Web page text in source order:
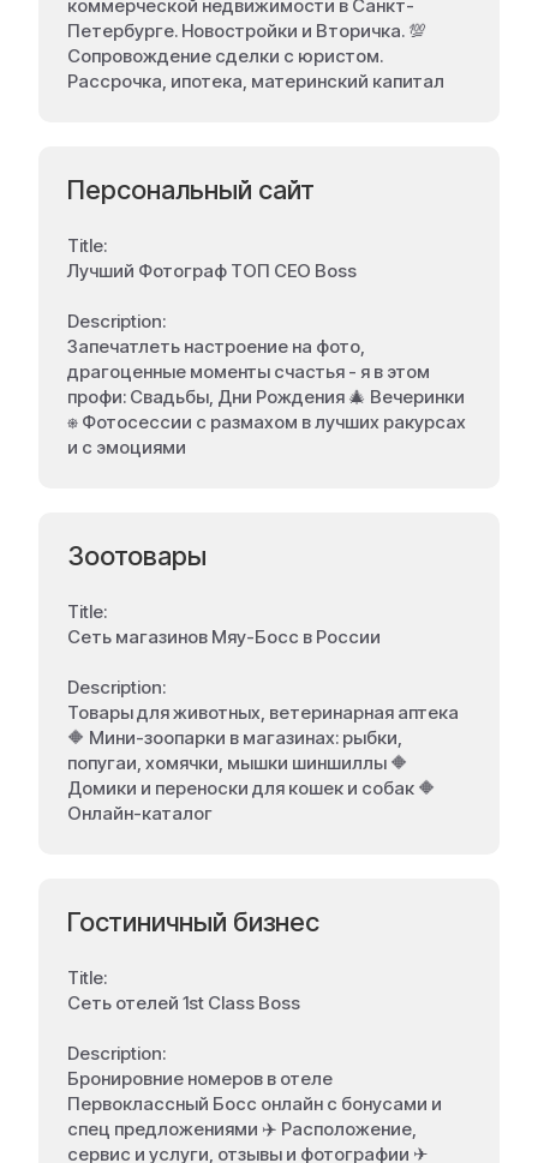
коммерческой недвижимости в Санкт-
Петербурге. Новостройки и Вторичка. 💯
Сопровождение сделки с юристом.
Рассрочка, ипотека, материнский капитал
Персональный сайт
Title:
Лучший Фотограф ТОП СЕО Boss
Description:
Запечатлеть настроение на фото,
драгоценные моменты счастья - я в этом
профи: Свадьбы, Дни Рождения 🎄 Вечеринки
⎈ Фотосессии с размахом в лучших ракурсах
и с эмоциями
Зоотовары
Title:
Сеть магазинов Мяу-Босс в России
Description:
Товары для животных, ветеринарная аптека
🔶 Мини-зоопарки в магазинах: рыбки,
попугаи, хомячки, мышки шиншиллы 🔶
Домики и переноски для кошек и собак 🔶
Онлайн-каталог
Гостиничный бизнес
Title:
Сеть отелей 1st Class Boss
Description:
Бронировние номеров в отеле
Первоклассный Босс онлайн с бонусами и
спец предложениями ✈️ Расположение,
сервис и услуги, отзывы и фотографии ✈